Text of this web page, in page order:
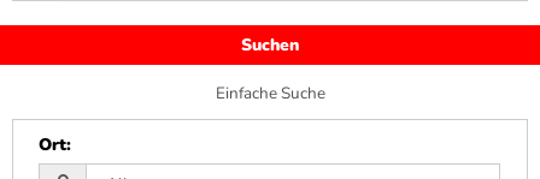
Suchen
Einfache Suche
Ort: